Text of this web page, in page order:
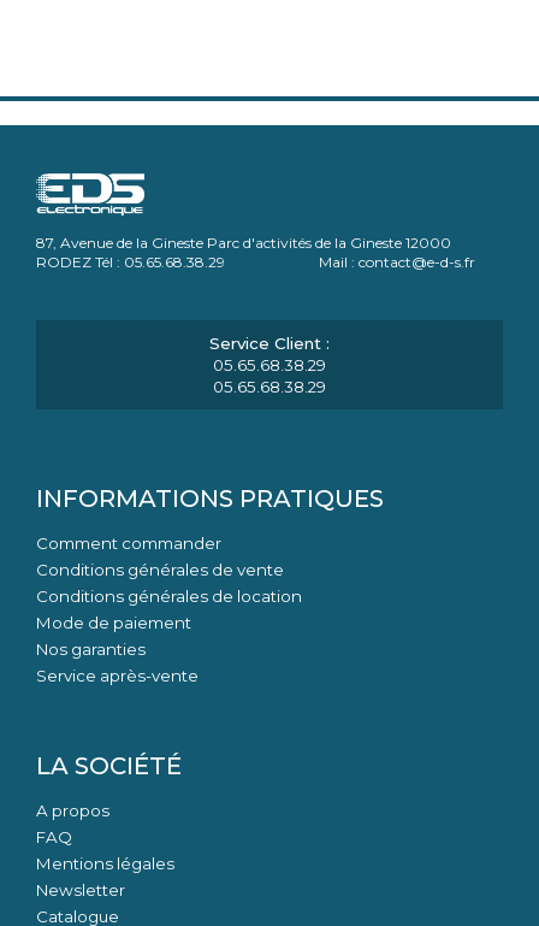
87, Avenue de la Gineste Parc d'activités de la Gineste 12000
RODEZ Tél : 05.65.68.38.29 Mail : contact@e-d-s.fr
05.65.68.38.29
05.65.68.38.29
INFORMATIONS PRATIQUES
Comment commander
Conditions générales de vente
Conditions générales de location
Mode de paiement
Nos garanties
Service après-vente
LA SOCIÉTÉ
A propos
FAQ
Mentions légales
Newsletter
Catalogue